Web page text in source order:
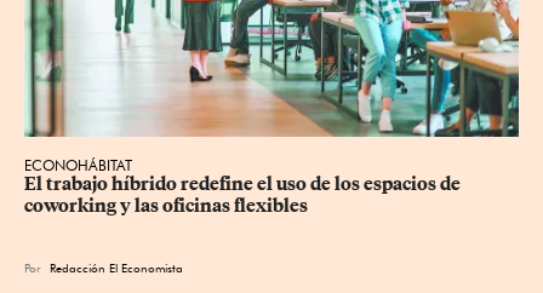
ECONOHÁBITAT
El trabajo híbrido redefine el uso de los espacios de
coworking y las oficinas flexibles
Por Redacción El Economista